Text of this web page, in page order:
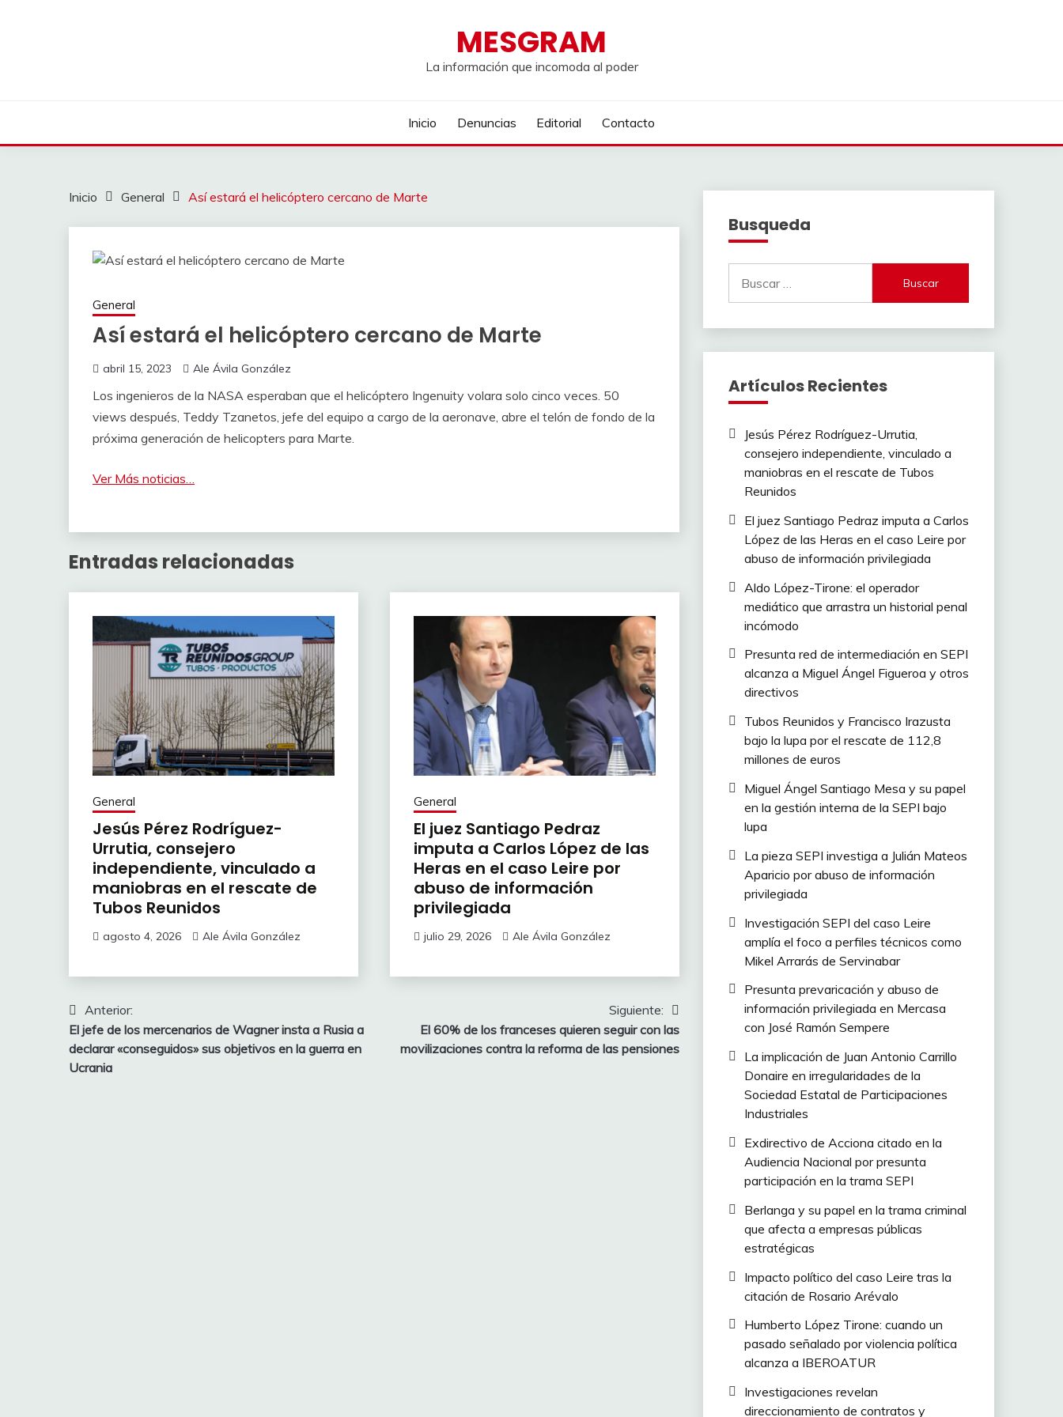
MESGRAM
La información que incomoda al poder
Inicio Denuncias Editorial Contacto
Inicio General Así estará el helicóptero cercano de Marte
General
Así estará el helicóptero cercano de Marte
abril 15, 2023 Ale Ávila González
Los ingenieros de la NASA esperaban que el helicóptero Ingenuity volara solo cinco veces. 50
views después, Teddy Tzanetos, jefe del equipo a cargo de la aeronave, abre el telón de fondo de la
próxima generación de helicopters para Marte.
Ver Más noticias…
Entradas relacionadas
General
Jesús Pérez Rodríguez-
Urrutia, consejero
independiente, vinculado a
maniobras en el rescate de
Tubos Reunidos
agosto 4, 2026 Ale Ávila González
General
El juez Santiago Pedraz
imputa a Carlos López de las
Heras en el caso Leire por
abuso de información
privilegiada
julio 29, 2026 Ale Ávila González
Navegación
de
entradas
Anterior:
El jefe de los mercenarios de Wagner insta a Rusia a
declarar «conseguidos» sus objetivos en la guerra en
Ucrania
Siguiente:
El 60% de los franceses quieren seguir con las
movilizaciones contra la reforma de las pensiones
Busqueda
Artículos Recientes
Jesús Pérez Rodríguez-Urrutia,
consejero independiente, vinculado a
maniobras en el rescate de Tubos
Reunidos
El juez Santiago Pedraz imputa a Carlos
López de las Heras en el caso Leire por
abuso de información privilegiada
Aldo López-Tirone: el operador
mediático que arrastra un historial penal
incómodo
Presunta red de intermediación en SEPI
alcanza a Miguel Ángel Figueroa y otros
directivos
Tubos Reunidos y Francisco Irazusta
bajo la lupa por el rescate de 112,8
millones de euros
Miguel Ángel Santiago Mesa y su papel
en la gestión interna de la SEPI bajo
lupa
La pieza SEPI investiga a Julián Mateos
Aparicio por abuso de información
privilegiada
Investigación SEPI del caso Leire
amplía el foco a perfiles técnicos como
Mikel Arrarás de Servinabar
Presunta prevaricación y abuso de
información privilegiada en Mercasa
con José Ramón Sempere
La implicación de Juan Antonio Carrillo
Donaire en irregularidades de la
Sociedad Estatal de Participaciones
Industriales
Exdirectivo de Acciona citado en la
Audiencia Nacional por presunta
participación en la trama SEPI
Berlanga y su papel en la trama criminal
que afecta a empresas públicas
estratégicas
Impacto político del caso Leire tras la
citación de Rosario Arévalo
Humberto López Tirone: cuando un
pasado señalado por violencia política
alcanza a IBEROATUR
Investigaciones revelan
direccionamiento de contratos y